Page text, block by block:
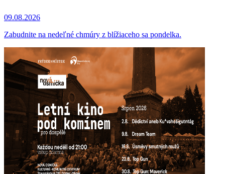
09.08.2026
Zabudnite na nedeľné chmúry z blížiaceho sa pondelka.